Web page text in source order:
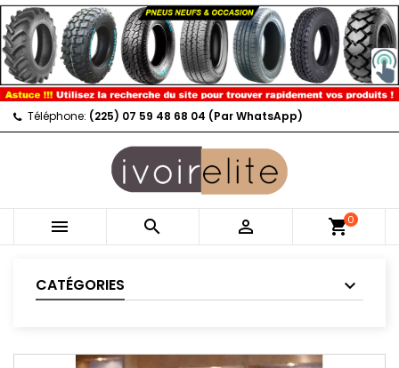
Téléphone: (225) 07 59 48 68 04 (Par WhatsApp)
   shopping_cart0
CATÉGORIES